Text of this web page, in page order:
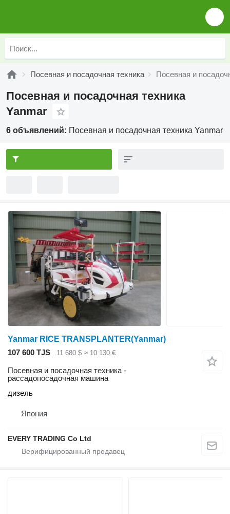
Посевная и посадочная техника Посевная и
Посевная и посадочная техника
Yanmar
6 объявлений: Посевная и посадочная техника Yanmar
Yanmar RICE TRANSPLANTER(Yanmar)
107 600 TJS
11 680 $ ≈ 10 130 €
Посевная и посадочная техника -
рассадопосадочная машина
дизель
Япония
EVERY TRADING Co Ltd